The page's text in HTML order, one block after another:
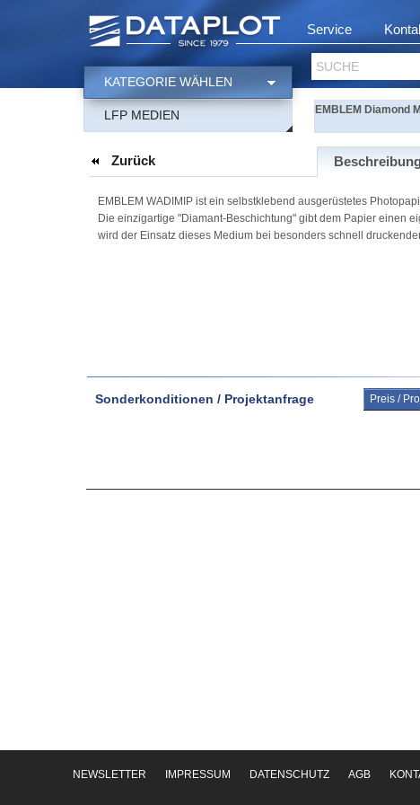
Service
SUCHE
KATEGORIE WÄHLEN
LFP MEDIEN EMBLEM Diamond
Zurück
EMBLEM WADIMIP ist ein selbstklebend ausgerüstetes
Die einzigartige "Diamant-Beschichtung" gibt dem Papier einen
wird der Einsatz dieses Medium bei besonders schnell
Sonderkonditionen / Projektanfrage Preis /
NEWSLETTER IMPRESSUM DATENSCHUTZ AGB